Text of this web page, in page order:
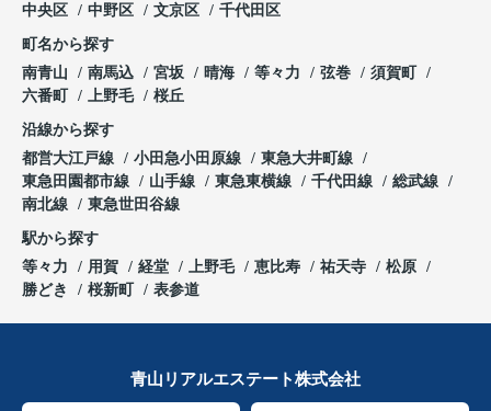
中央区
中野区 文京区 千代田区
町名から探す
南青山
南馬込 宮坂 晴海 等々力 弦巻
須賀町
六番町
上野毛 桜丘
沿線から探す
都営大江戸線
小田急小田原線
東急大井町線
東急田園都市線
山手線 東急東横線 千代田線
総武線
南北線
東急世田谷線
駅から探す
等々力
用賀 経堂 上野毛 恵比寿 祐天寺
松原
勝どき
桜新町 表参道
青山リアルエステート株式会社